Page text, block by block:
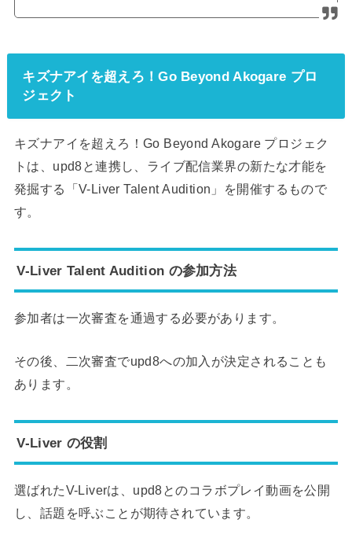
キズナアイを超えろ！Go Beyond Akogare プロ
ジェクト
キズナアイを超えろ！Go Beyond Akogare プロジェク
トは、upd8と連携し、ライブ配信業界の新たな才能を
発掘する「V-Liver Talent Audition」を開催するもので
す。
V-Liver Talent Audition の参加方法
参加者は一次審査を通過する必要があります。
その後、二次審査でupd8への加入が決定されることも
あります。
V-Liver の役割
選ばれたV-Liverは、upd8とのコラボプレイ動画を公開
し、話題を呼ぶことが期待されています。